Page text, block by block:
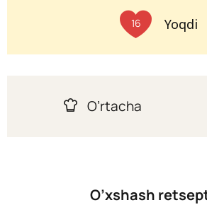
16 Yoqdi
O’rtacha
O’xshash